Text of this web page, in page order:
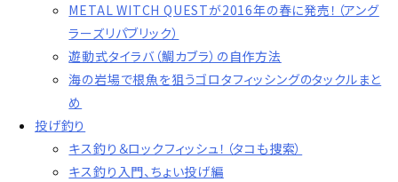
METAL WITCH QUESTが2016年の春に発売！（アング
ラーズリパブリック）
遊動式タイラバ（鯛カブラ）の自作方法
海の岩場で根魚を狙うゴロタフィッシングのタックルまと
め
投げ釣り
キス釣り＆ロックフィッシュ！（タコも捜索）
キス釣り入門、ちょい投げ編